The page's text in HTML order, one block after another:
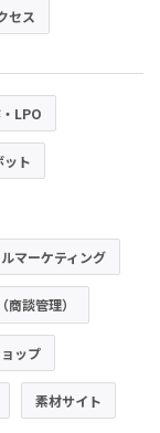
セス
LPO
ト
マーケティング
商談管理）
ップ
素材サイト